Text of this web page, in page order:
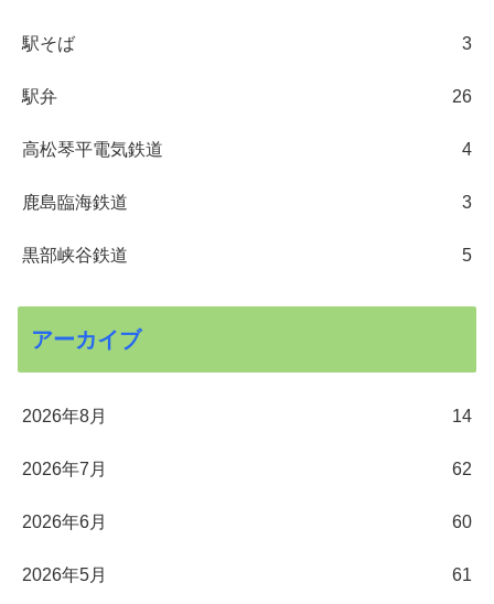
駅そば 3
駅弁 26
高松琴平電気鉄道 4
鹿島臨海鉄道 3
黒部峡谷鉄道 5
アーカイブ
2026年8月 14
2026年7月 62
2026年6月 60
2026年5月 61